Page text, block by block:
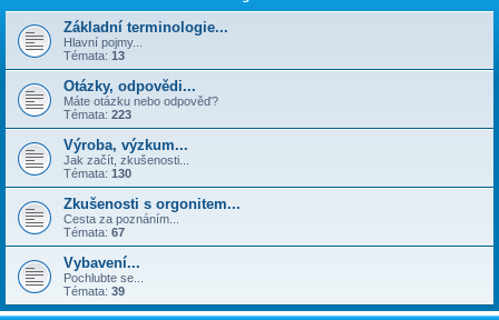
d
t
Základní terminologie...
Hlavní pojmy...
Témata: 13
Otázky, odpovědi...
Máte otázku nebo odpověď?
Témata: 223
Výroba, výzkum...
Jak začít, zkušenosti...
Témata: 130
Zkušenosti s orgonitem...
Cesta za poznáním...
Témata: 67
Vybavení...
Pochlubte se...
Témata: 39